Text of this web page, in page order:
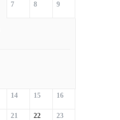
7 8 9
14 15 16
21 22 23